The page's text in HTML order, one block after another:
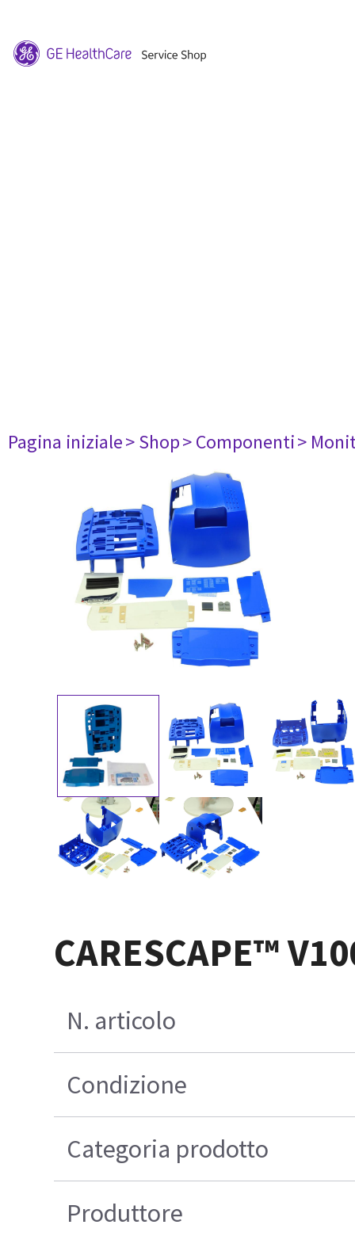
Pagina iniziale> Shop> Componenti>
CARESCAPE™
N. articolo
Condizione
Categoria prodotto
Produttore